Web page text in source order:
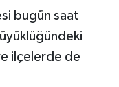
bugün saat
ilçelerde de